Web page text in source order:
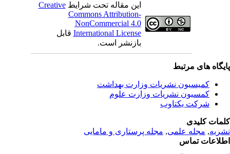
این مقاله تحت شرایطCreative
Commons Attribution-
NonCommercial 4.0
International Licenseقابل
بازنشر است.
های مرتبط
کمیسیون نشریات وزارت بهداشت
کمسیون نشریات وزارت علوم
شرکت یکتاوب
کلیدی
,مجله علمی, مجله پرستاری و مامایی
تماس